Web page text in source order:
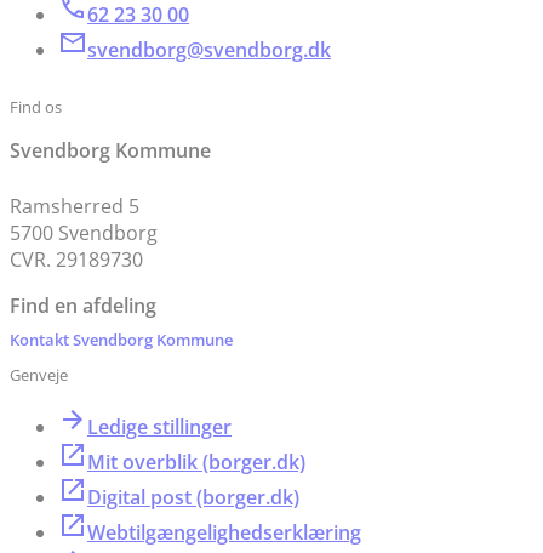
62 23 30 00
svendborg@svendborg.dk
Find os
Svendborg Kommune
Ramsherred 5
5700 Svendborg
CVR. 29189730
Find en afdeling
Kontakt Svendborg Kommune
Genveje
Ledige stillinger
Mit overblik (borger.dk)
Digital post (borger.dk)
Webtilgængelighedserklæring